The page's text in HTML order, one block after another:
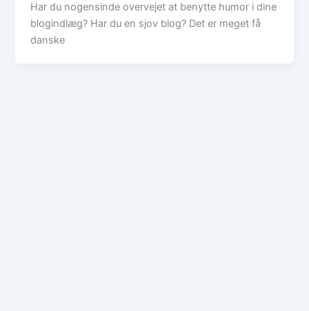
Har du nogensinde overvejet at benytte humor i dine
blogindlæg? Har du en sjov blog? Det er meget få
danske